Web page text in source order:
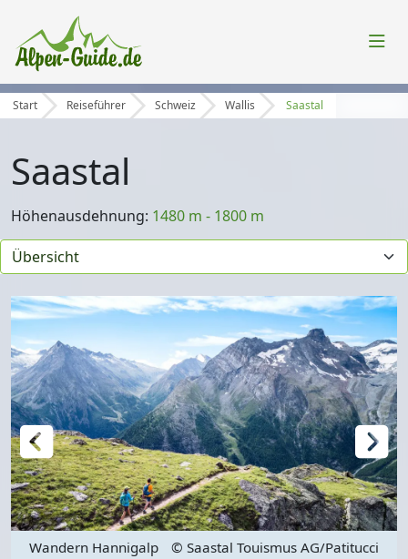
Start Reiseführer Schweiz Wallis Saastal
Saastal
Höhenausdehnung: 1480 m - 1800 m
Wandern Hannigalp
© Saastal Touismus AG/Patitucci